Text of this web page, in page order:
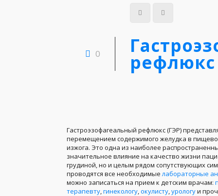
0
Гастроэзофагеальный рефлюкс (ГЭР)
перемещением содержимого желудка в
изжога. Это одна из наиболее
значительное влияние на качество жизни
грудиной, но и целым рядом сопутствующих
проводятся все необходимыелабораторные
можно записаться на прием к детским врачам:
терапевту,гинекологу,окулисту,урологуи